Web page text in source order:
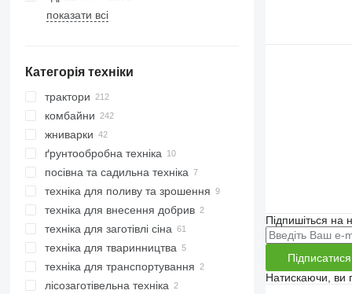
показати всі
Категорія техніки
трактори
міні-трактори
трактори колісні
комбайни
зернозбиральні комбайни
кормозбиральні комбайни
жниварки
жниварки зернові
жниварки кукурудзяні
жниварки роторні
ґрунтообробна техніка
борони
культиватори
плуги
посівна та садильна техніка
техніка для поливу та зрошення
техніка для внесення добрив
розкидачі рідких добрив
техніка для заготівлі сіна
косарки
самозавантажувальні причепи
сільськогосподарські
техніка для тваринництва
техніка для тваринництва
кормозмішувачі
техніка для транспортування
лісозаготівельна техніка
Підпишіться на
Підписатися
Натискаючи, ви